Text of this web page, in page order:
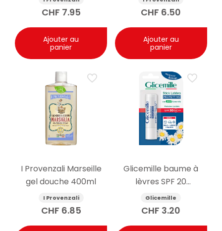
CHF 7.95
Ajouter au
panier
CHF 6.50
Ajouter au
panier
I Provenzali Marseille
gel douche 400ml
I Provenzali
CHF 6.85
Glicemille baume à
lèvres SPF 20
protecteur 5.5g
Glicemille
CHF 3.20